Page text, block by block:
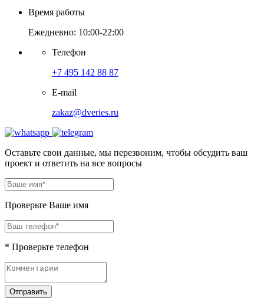
Время работы
Ежедневно: 10:00-22:00
Телефон
+7 495 142 88 87
E-mail
zakaz@dveries.ru
Оставьте свои данные, мы перезвоним, чтобы обсудить ваш
проект и ответить на все вопросы
Проверьте Ваше имя
* Проверьте телефон
Отправить